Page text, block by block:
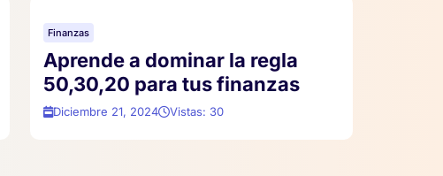
Finanzas
Aprende a dominar la regla
50,30,20 para tus finanzas
Diciembre 21, 2024 Vistas: 30